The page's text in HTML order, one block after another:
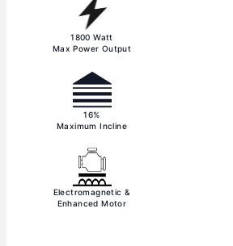
1800 Watt
Max Power Output
16%
Maximum Incline
Electromagnetic &
Enhanced Motor